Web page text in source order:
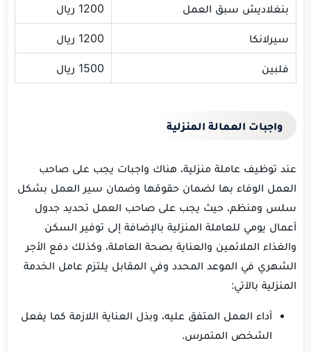
بنغلاديش سبق العمل 1200 ريال
سيرلانكا 1200 ريال
فلبين 1500 ريال
واجبات العمالة المنزلية
عند توظيف عاملة منزلية، هناك واجبات يجب على صاحب
العمل الوفاء بها لضمان حقوقها وضمان سير العمل بشكل
سلس ومنظم، حيث يجب على صاحب العمل تحديد جدول
أعمال يومي للعاملة المنزلية بالإضافة إلى توفير السكن
والغذاء الملائمين والعناية بصحة العاملة، وكذلك دفع الأجر
الشهري في الموعد المحدد وفي المقابل يلتزم عامل الخدمة
المنزلية بالآتي:
أداء العمل المتفق عليه، وبذل العناية اللازمة كما يفعل
الشخص المتمرس.